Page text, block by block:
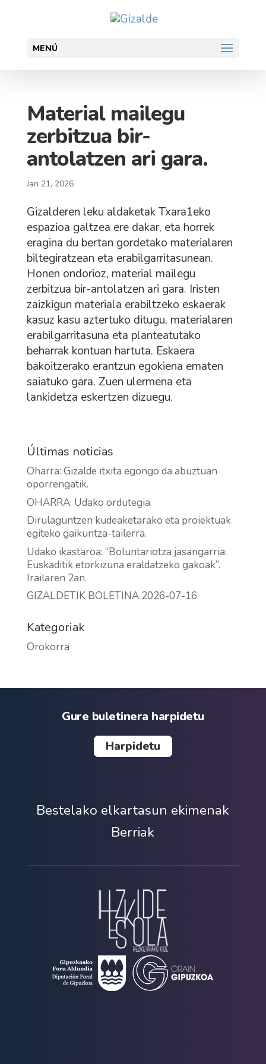
MENÚ
Material mailegu
zerbitzua bir-
antolatzen ari gara.
Jan 21, 2026
Gizalderen leku aldaketak Txara1eko
espazioa galtzea ere dakar, eta horrek
eragina du bertan gordetako materialaren
biltegiratzean eta erabilgarritasunean.
Honen ondorioz, material mailegu
zerbitzua bir-antolatzen ari gara. Iristen
zaizkigun materiala erabiltzeko eskaerak
kasuz kasu aztertuko ditugu, materialaren
erabilgarritasuna eta planteatutako
beharrak kontuan hartuta. Eskaera
bakoitzerako erantzun egokiena ematen
saiatuko gara. Zuen ulermena eta
lankidetza eskertzen dizuegu.
Últimas noticias
Oharra: Gizalde itxita egongo da abuztuan
oporrengatik.
OHARRA: Udako ordutegia.
Dirulaguntzen kudeaketarako eta proiektuak
egiteko gaikuntza-tailerra.
Udako ikastaroa: “Boluntariotza jasangarria:
Euskaditik etorkizuna eraldatzeko gakoak”.
Irailaren 2an.
GIZALDETIK BOLETINA 2026-07-16
Kategoriak
Orokorra
Gure buletinera harpidetu
Harpidetu
Bestelako elkartasun ekimenak
Berriak